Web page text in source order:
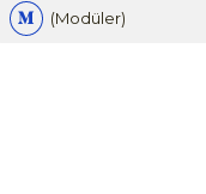
(Modüler)